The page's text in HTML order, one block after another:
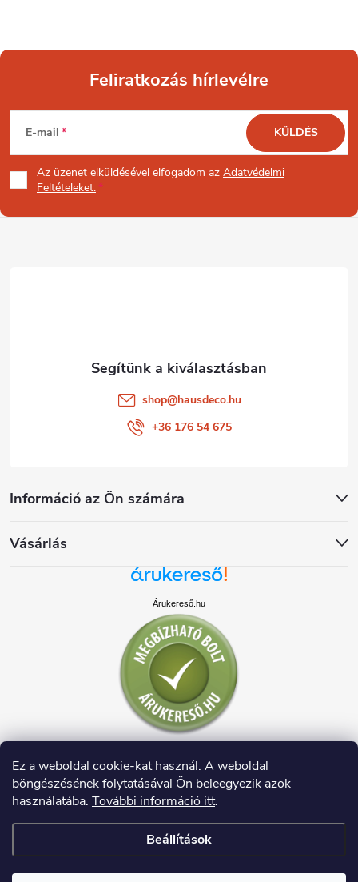
Ez a weboldal cookie-kat használ. A weboldal
böngészésének folytatásával Ön beleegyezik azok
használatába. További információ itt.
Beállítások
L
á
b
Feliratkozás hírlevélre
E-mail
Az üzenet elküldésével elfogadom az Adatvédelmi
Feltételeket.
KÜLDÉS
Információ az Ön számára
Vásárlás
shop@hausdeco.hu
+36 176 54 675
Árukereső.hu
Copyright 2026HAUSDECO.HU. Minden jog fenntartva.